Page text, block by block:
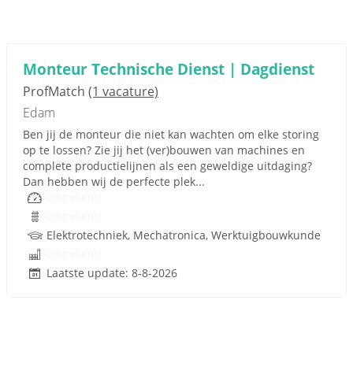
Monteur Technische Dienst | Dagdienst
ProfMatch (1 vacature)
Edam
Ben jij de monteur die niet kan wachten om elke storing
op te lossen? Zie jij het (ver)bouwen van machines en
complete productielijnen als een geweldige uitdaging?
Dan hebben wij de perfecte plek...
Elektrotechniek, Mechatronica, Werktuigbouwkunde
Laatste update: 8-8-2026